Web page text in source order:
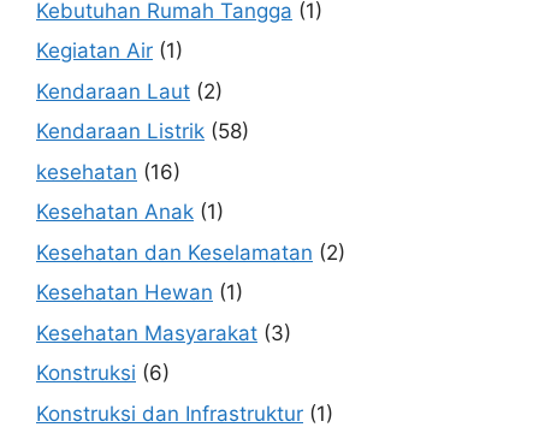
Kebutuhan Rumah Tangga (1)
Kegiatan Air (1)
Kendaraan Laut (2)
Kendaraan Listrik (58)
kesehatan (16)
Kesehatan Anak (1)
Kesehatan dan Keselamatan (2)
Kesehatan Hewan (1)
Kesehatan Masyarakat (3)
Konstruksi (6)
Konstruksi dan Infrastruktur (1)